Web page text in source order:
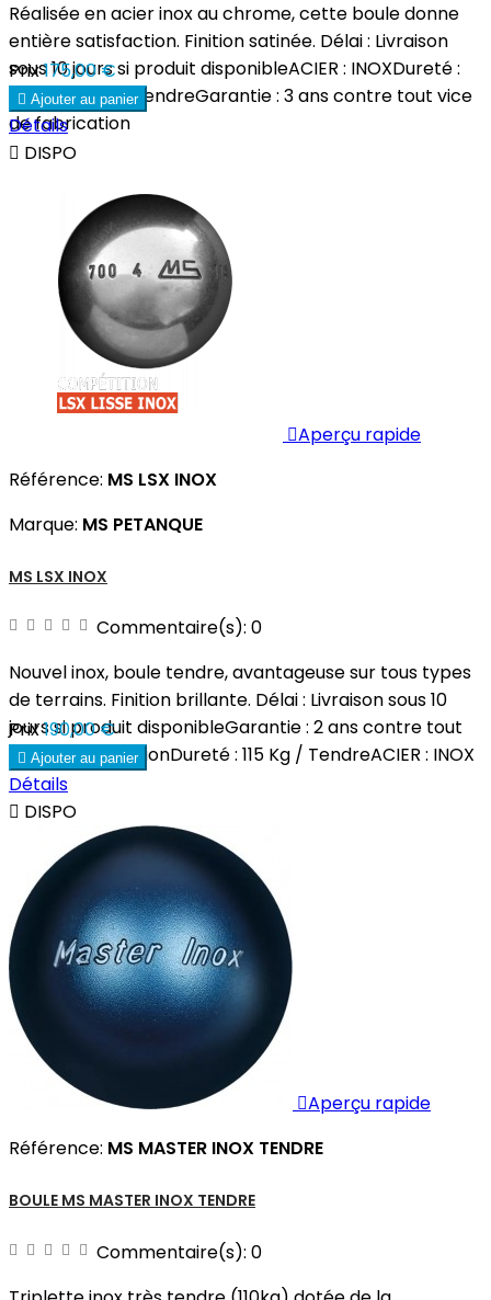
Réalisée en acier inox au chrome, cette boule donne
entière satisfaction. Finition satinée. Délai : Livraison
sous 10 jours si produit disponibleACIER : INOXDureté :
130 kg / Demi-TendreGarantie : 3 ans contre tout vice
de fabrication
Prix175,00 €
 Ajouter au panier
Détails
 DISPO
Aperçu rapide
Référence: MS LSX INOX
Marque: MS PETANQUE
MS LSX INOX
Commentaire(s): 0
Nouvel inox, boule tendre, avantageuse sur tous types
de terrains. Finition brillante. Délai : Livraison sous 10
jours si produit disponibleGarantie : 2 ans contre tout
vice de fabricationDureté : 115 Kg / TendreACIER : INOX
Prix190,00 €
 Ajouter au panier
Détails
 DISPO
Aperçu rapide
Référence: MS MASTER INOX TENDRE
BOULE MS MASTER INOX TENDRE
Commentaire(s): 0